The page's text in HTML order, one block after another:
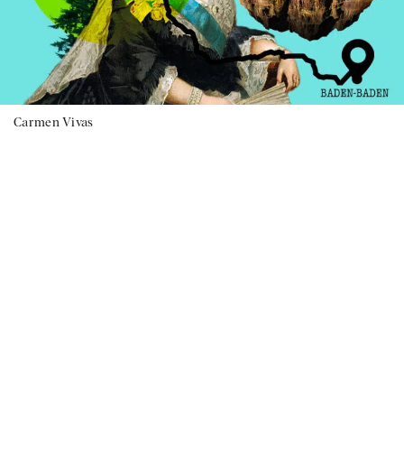
Carmen Vivas